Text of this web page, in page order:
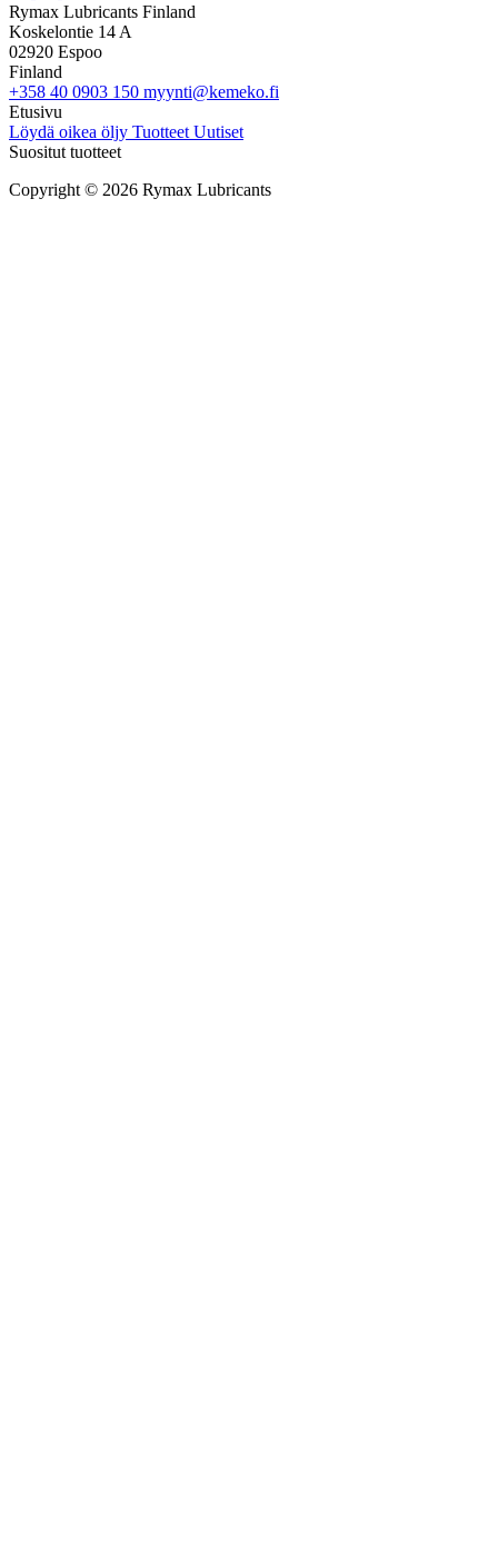
Rymax Lubricants Finland
Koskelontie 14 A
02920 Espoo
Finland
+358 40 0903 150 myynti@kemeko.fi
Etusivu
Löydä oikea öljy Tuotteet Uutiset
Suositut tuotteet
Copyright © 2026 Rymax Lubricants